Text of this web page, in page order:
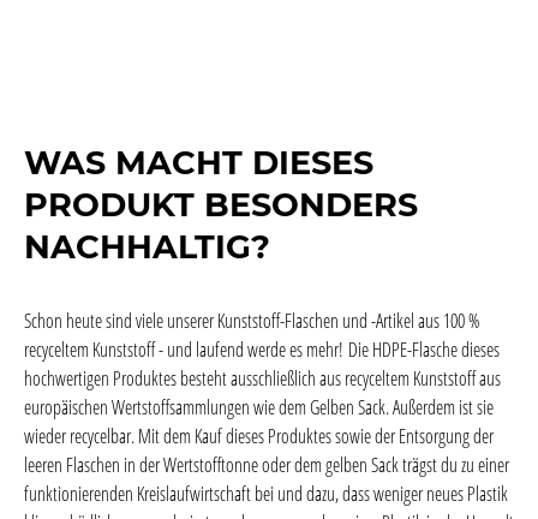
WAS MACHT DIESES
PRODUKT BESONDERS
NACHHALTIG?
Schon heute sind viele unserer Kunststoff-Flaschen und -Artikel aus 100 %
recyceltem Kunststoff - und laufend werde es mehr! Die HDPE-Flasche dieses
hochwertigen Produktes besteht ausschließlich aus recyceltem Kunststoff aus
europäischen Wertstoffsammlungen wie dem Gelben Sack. Außerdem ist sie
wieder recycelbar. Mit dem Kauf dieses Produktes sowie der Entsorgung der
leeren Flaschen in der Wertstofftonne oder dem gelben Sack trägst du zu einer
funktionierenden Kreislaufwirtschaft bei und dazu, dass weniger neues Plastik